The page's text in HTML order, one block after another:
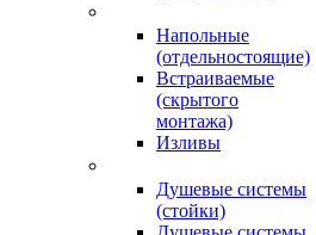
Напольные
(отдельностоящие)
Встраиваемые
(скрытого
монтажа)
Изливы
Душевые системы
(стойки)